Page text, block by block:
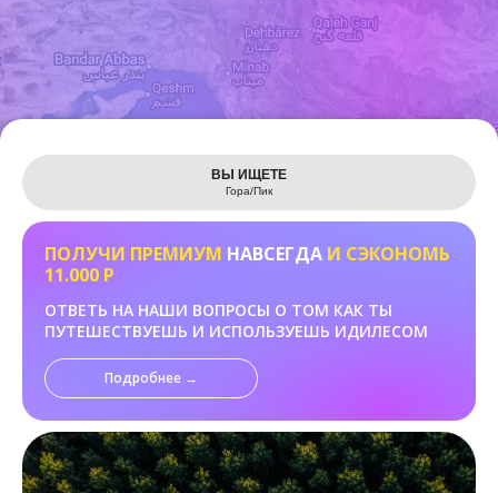
Leaflet
ВЫ ИЩЕТЕ
Гора/Пик
ПОЛУЧИ ПРЕМИУМ НАВСЕГДА И СЭКОНОМЬ
11.000 Р
ОТВЕТЬ НА НАШИ ВОПРОСЫ О ТОМ КАК ТЫ
ПУТЕШЕСТВУЕШЬ И ИСПОЛЬЗУЕШЬ ИДИЛЕСОМ
Подробнее →